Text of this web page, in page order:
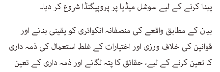
پیدا کرنے کے لیے سوشل میڈیا پر پروپیگنڈا شروع کر دیا۔
بیان کے مطابق واقعے کی منصفانہ انکوائری کو یقینی بنانے اور
قوانین کی خلاف ورزی اور اختیارات کے غلط استعمال کی ذمہ داری
کا تعین کرنے کے لیے، حقائق کا پتہ لگانے اور ذمہ داری کے تعین